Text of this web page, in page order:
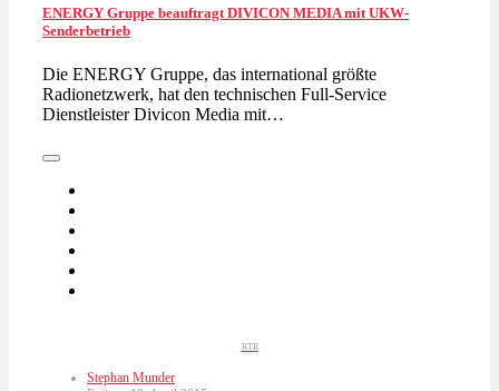
ENERGY Gruppe beauftragt DIVICON MEDIA mit UKW-
Senderbetrieb
Die ENERGY Gruppe, das international größte
Radionetzwerk, hat den technischen Full-Service
Dienstleister Divicon Media mit…
RTR
Stephan Munder